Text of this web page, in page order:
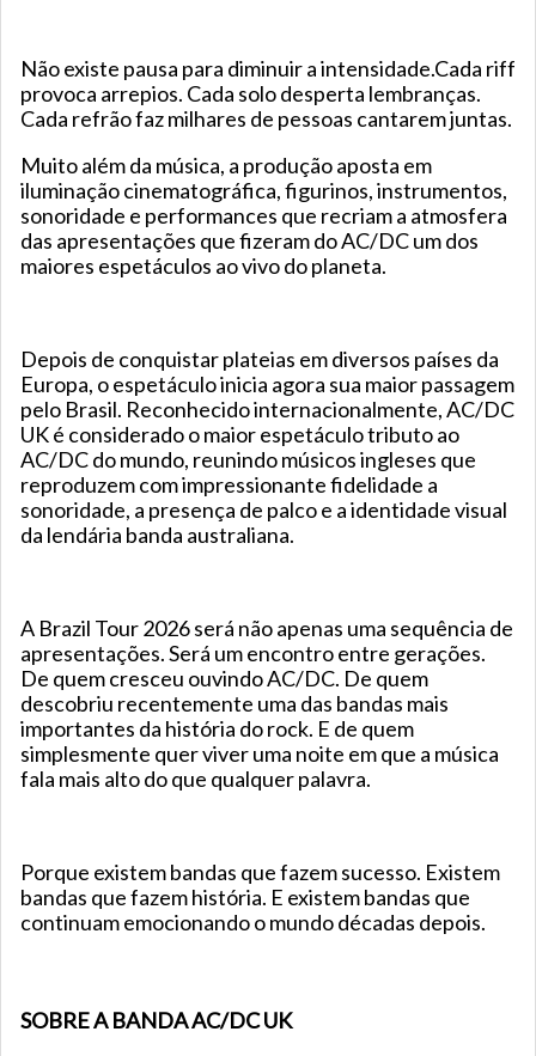
Não existe pausa para diminuir a intensidade.Cada riff
provoca arrepios. Cada solo desperta lembranças.
Cada refrão faz milhares de pessoas cantarem juntas.
Muito além da música, a produção aposta em
iluminação cinematográfica, figurinos, instrumentos,
sonoridade e performances que recriam a atmosfera
das apresentações que fizeram do AC/DC um dos
maiores espetáculos ao vivo do planeta.
Depois de conquistar plateias em diversos países da
Europa, o espetáculo inicia agora sua maior passagem
pelo Brasil. Reconhecido internacionalmente, AC/DC
UK é considerado o maior espetáculo tributo ao
AC/DC do mundo, reunindo músicos ingleses que
reproduzem com impressionante fidelidade a
sonoridade, a presença de palco e a identidade visual
da lendária banda australiana.
A Brazil Tour 2026 será não apenas uma sequência de
apresentações. Será um encontro entre gerações.
De quem cresceu ouvindo AC/DC. De quem
descobriu recentemente uma das bandas mais
importantes da história do rock. E de quem
simplesmente quer viver uma noite em que a música
fala mais alto do que qualquer palavra.
Porque existem bandas que fazem sucesso. Existem
bandas que fazem história. E existem bandas que
continuam emocionando o mundo décadas depois.
SOBRE A BANDA AC/DC UK